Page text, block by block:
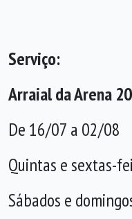
Serviço:
Arraial da Arena
De 16/07 a 02/08
Quintas e sextas-
Sábados e